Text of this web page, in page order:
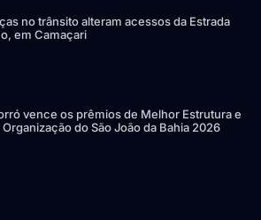
no trânsito alteram acessos da Estrada
em Camaçari
vence os prêmios de Melhor Estrutura e
do São João da Bahia 2026